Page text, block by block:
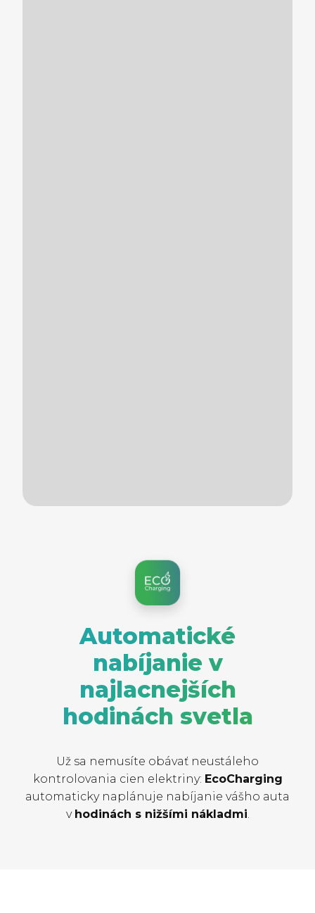
Automatické
nabíjanie v
najlacnejších
hodinách svetla
Už sa nemusíte obávať neustáleho
kontrolovania cien elektriny: EcoCharging
automaticky naplánuje nabíjanie vášho auta
v hodinách s nižšími nákladmi.